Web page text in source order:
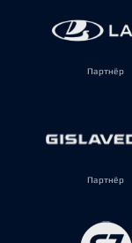
Партнёр
Партнёр